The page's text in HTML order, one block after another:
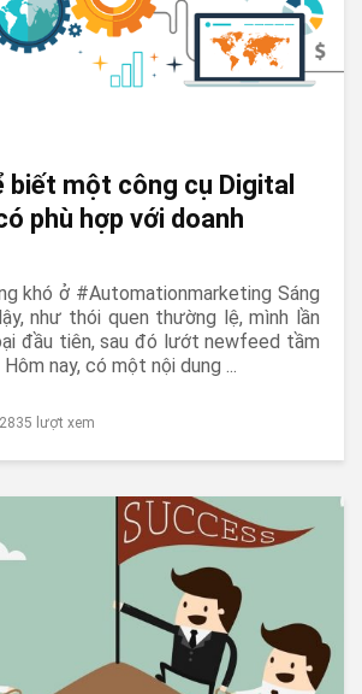
biết một công cụ Digital
phù hợp với doanh
khó ở #Automationmarketing Sáng
như thói quen thường lệ, mình lần
đầu tiên, sau đó lướt newfeed tầm
nay, có một nội dung ...
2835 lượt xem